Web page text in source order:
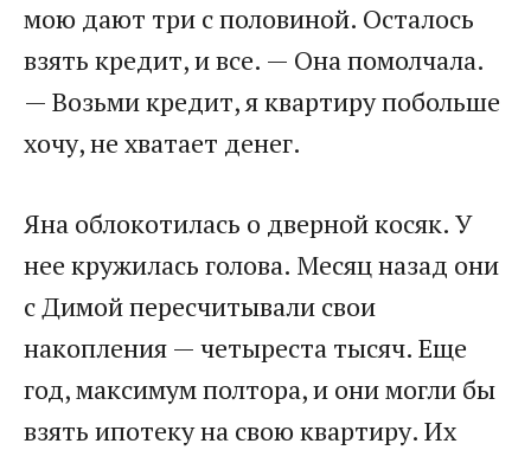
мою дают три с половиной. Осталось
взять кредит, и все. — Она помолчала.
— Возьми кредит, я квартиру побольше
хочу, не хватает денег.
Яна облокотилась о дверной косяк. У
нее кружилась голова. Месяц назад они
с Димой пересчитывали свои
накопления — четыреста тысяч. Еще
год, максимум полтора, и они могли бы
взять ипотеку на свою квартиру. Их